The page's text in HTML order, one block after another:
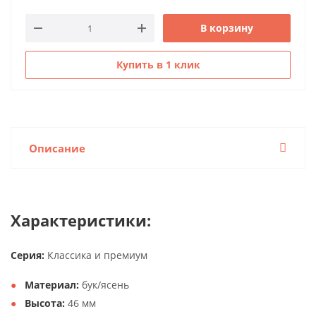
В корзину
Купить в 1 клик
Описание
Характеристики:
Серия: Классика и премиум
Материал: бук/ясень
Высота: 46 мм